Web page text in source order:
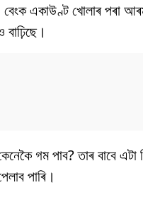
একাউণ্ট খোলাৰ পৰা
গম পাব? তাৰ বাবে
পাৰি।